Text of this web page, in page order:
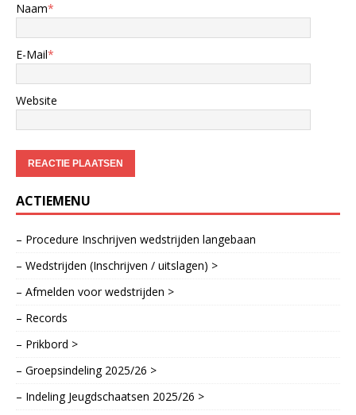
Naam*
E-Mail*
Website
ACTIEMENU
– Procedure Inschrijven wedstrijden langebaan
– Wedstrijden (Inschrijven / uitslagen) >
– Afmelden voor wedstrijden >
– Records
– Prikbord >
– Groepsindeling 2025/26 >
– Indeling Jeugdschaatsen 2025/26 >